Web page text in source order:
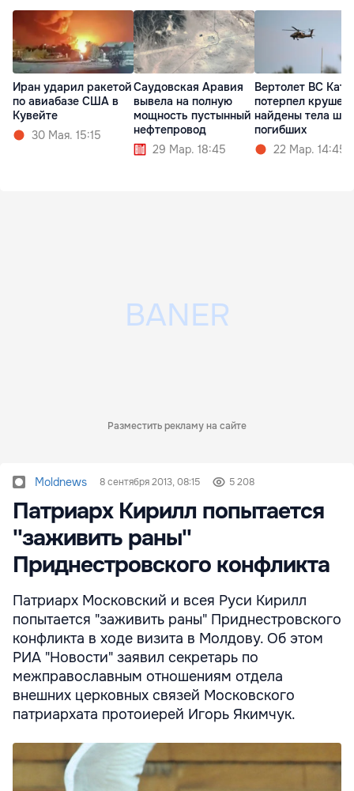
Иран ударил ракетой
по авиабазе США в
Кувейте
30 Мая. 15:15
Саудовская Аравия
вывела на полную
мощность пустынный
нефтепровод
29 Мар. 18:45
Вертолет ВС
потерпел
найдены тела
погибших
22 Мар. 14:45
Разместить рекламу на сайте
Moldnews 8 сентября 2013, 08:15 5 208
Патриарх Кирилл попытается
''заживить раны''
Приднестровского конфликта
Патриарх Московский и всея Руси Кирилл
попытается "заживить раны" Приднестровского
конфликта в ходе визита в Молдову. Об этом
РИА "Новости" заявил секретарь по
межправославным отношениям отдела
внешних церковных связей Московского
патриархата протоиерей Игорь Якимчук.